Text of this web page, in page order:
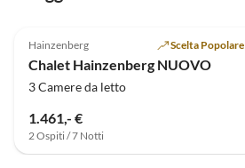
Hainzenberg Scelta Popolare
Chalet Hainzenberg NUOVO
3 Camere da letto
1.461,- €
2 Ospiti / 7 Notti